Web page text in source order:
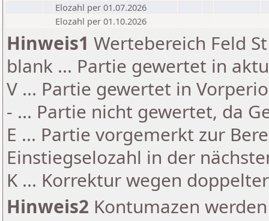
Elozahl per 01.07.2026
Elozahl per 01.10.2026
Hinweis1 Wertebereich Feld
blank ... Partie gewertet in
V ... Partie gewertet in
- ... Partie nicht gewertet, da
E ... Partie vorgemerkt zur
Einstiegselozahl in der
K ... Korrektur wegen
Hinweis2 Kontumazen